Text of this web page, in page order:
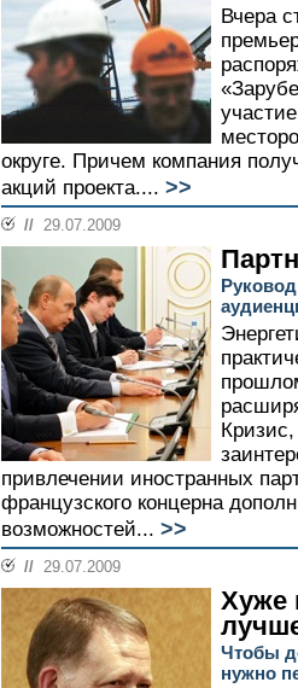
Вчера
округе. Причем компания
акций проекта.... >>
// 29.07.2009
привлечении иностранных
французского концерна
возможностей... >>
// 29.07.2009
Хуже
Чтобы
нужно